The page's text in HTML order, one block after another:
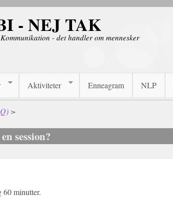
- NEJ TAK
- det handler om mennesker
Aktiviteter Enneagram NLP
>
session?
60 minutter.